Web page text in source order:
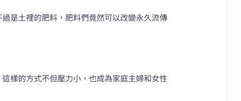
是土裡的肥料，肥料們竟然可以改變永久流傳
樣的方式不但壓力小，也成為家庭主婦和女性